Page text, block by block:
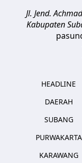
Jl. Jend.
Kabupaten
HEADLINE
DAERAH
SUBANG
PURWAKARTA
KARAWANG